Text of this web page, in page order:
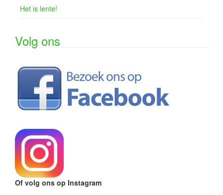
Het is lente!
Volg ons
Of volg ons op Instagram